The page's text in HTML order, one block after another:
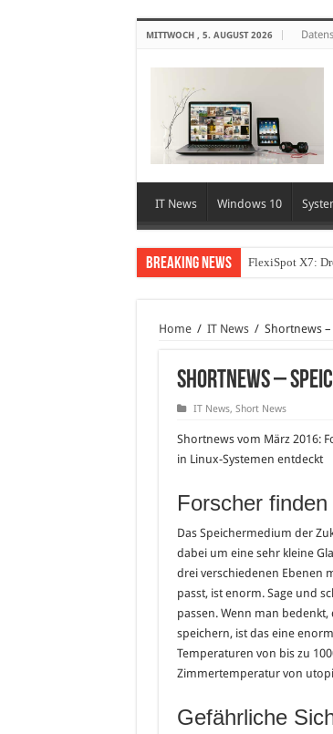
MITTWOCH , 5. AUGUST 2026
IT News Windows 10
Breaking News FlexiSpot X7:
Home / IT News / Shortnews
Shortnews –
IT News, Short News
Shortnews vom März 2016:
in Linux-Systemen entdeckt
Forscher
Das Speichermedium der
dabei um eine sehr kleine
drei verschiedenen Ebenen
passt, ist enorm. Sage und
passen. Wenn man bedenkt,
speichern, ist das eine
Temperaturen von bis zu
Zimmertemperatur von
Gefährliche